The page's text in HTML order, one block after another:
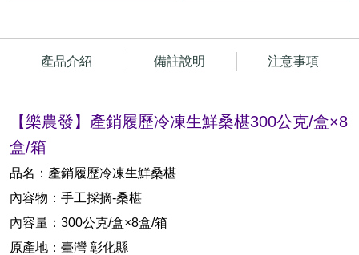
產品介紹 備註說明 注意事項
【樂農發】產銷履歷冷凍生鮮桑椹300公克/盒×8
盒/箱
品名：產銷履歷冷凍生鮮桑椹
內容物：手工採摘-桑椹
內容量：300公克/盒×8盒/箱
原產地：臺灣 彰化縣